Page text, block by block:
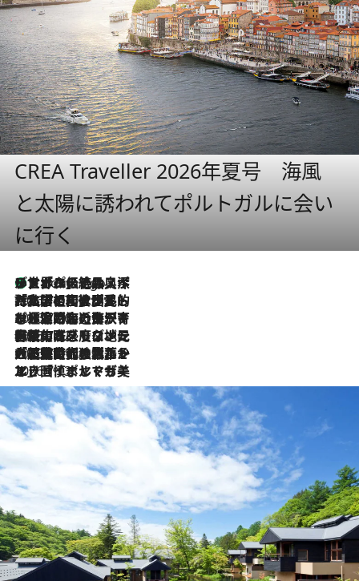
CREA Traveller 2026年夏号 海風
と太陽に誘われてポルトガルに会い
に行く
6 Hours Ago
リスボンの絶品スイーツ「パステル・デ・ナタ」とは？ポルトガル伝統の奥深い世界へ
2026.7.27
「私の祖国はポルトガル語です」国民的詩人フェルナンド・ペソアと、彼が愛した文学の街を歩く
2026.7.26
ポルトガル近海が育む極上の海の幸。キリリと冷えた白ワインと愉しむ、シーフード専門店の贅沢
2026.7.22
伝統の味をモダンに昇華。高感度な地元客が集う、リスボンの最旬ガストロノミー
2026.7.21
大航海時代の栄華から、震災、独裁、そして革命へ。ポルトガル・首都リスボンの石畳に刻まれた「歴史の光と影」
2026.7.13
エッセイ・ヤマザキマリ「慎ましくも美しき国 ポルトガル」